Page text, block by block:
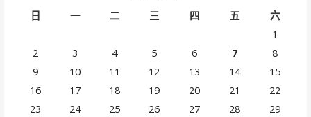
日
一 二 三 四 五
六
1
2
3 4 5 6 7
8
9
10 11 12 13 14
15
16
17 18 19 20 21
22
23
24 25 26 27 28 29